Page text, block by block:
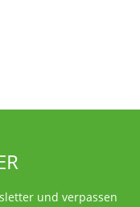
und verpassen